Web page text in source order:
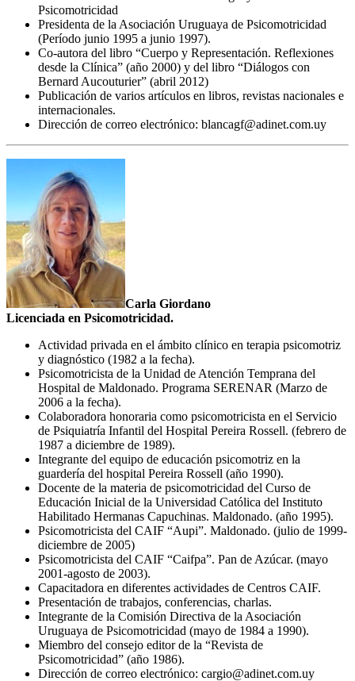
Psicomotricidad
Presidenta de la Asociación Uruguaya de Psicomotricidad
(Período junio 1995 a junio 1997).
Co-autora del libro “Cuerpo y Representación. Reflexiones
desde la Clínica” (año 2000) y del libro “Diálogos con
Bernard Aucouturier” (abril 2012)
Publicación de varios artículos en libros, revistas nacionales e
internacionales.
Dirección de correo electrónico: blancagf@adinet.com.uy
Carla Giordano
Licenciada en Psicomotricidad.
Actividad privada en el ámbito clínico en terapia psicomotriz
y diagnóstico (1982 a la fecha).
Psicomotricista de la Unidad de Atención Temprana del
Hospital de Maldonado. Programa SERENAR (Marzo de
2006 a la fecha).
Colaboradora honoraria como psicomotricista en el Servicio
de Psiquiatría Infantil del Hospital Pereira Rossell. (febrero de
1987 a diciembre de 1989).
Integrante del equipo de educación psicomotriz en la
guardería del hospital Pereira Rossell (año 1990).
Docente de la materia de psicomotricidad del Curso de
Educación Inicial de la Universidad Católica del Instituto
Habilitado Hermanas Capuchinas. Maldonado. (año 1995).
Psicomotricista del CAIF “Aupi”. Maldonado. (julio de 1999-
diciembre de 2005)
Psicomotricista del CAIF “Caifpa”. Pan de Azúcar. (mayo
2001-agosto de 2003).
Capacitadora en diferentes actividades de Centros CAIF.
Presentación de trabajos, conferencias, charlas.
Integrante de la Comisión Directiva de la Asociación
Uruguaya de Psicomotricidad (mayo de 1984 a 1990).
Miembro del consejo editor de la “Revista de
Psicomotricidad” (año 1986).
Dirección de correo electrónico: cargio@adinet.com.uy